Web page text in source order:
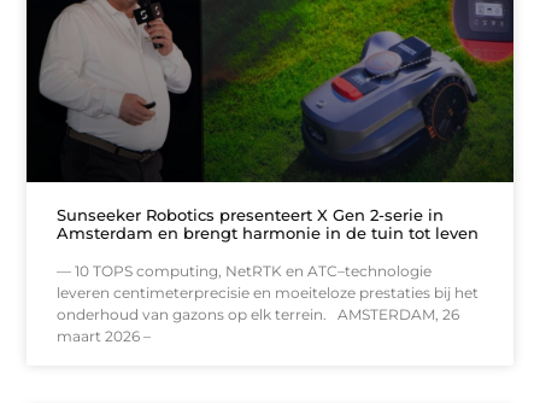
Sunseeker Robotics presenteert X Gen 2-serie in
Amsterdam en brengt harmonie in de tuin tot leven
— 10 TOPS computing, NetRTK en ATC–technologie
leveren centimeterprecisie en moeiteloze prestaties bij het
onderhoud van gazons op elk terrein. AMSTERDAM, 26
maart 2026 –